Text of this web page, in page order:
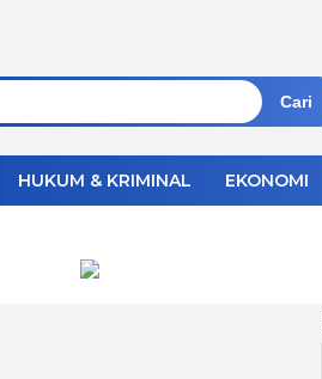
Cari
HUKUM & KRIMINAL EKONOMI